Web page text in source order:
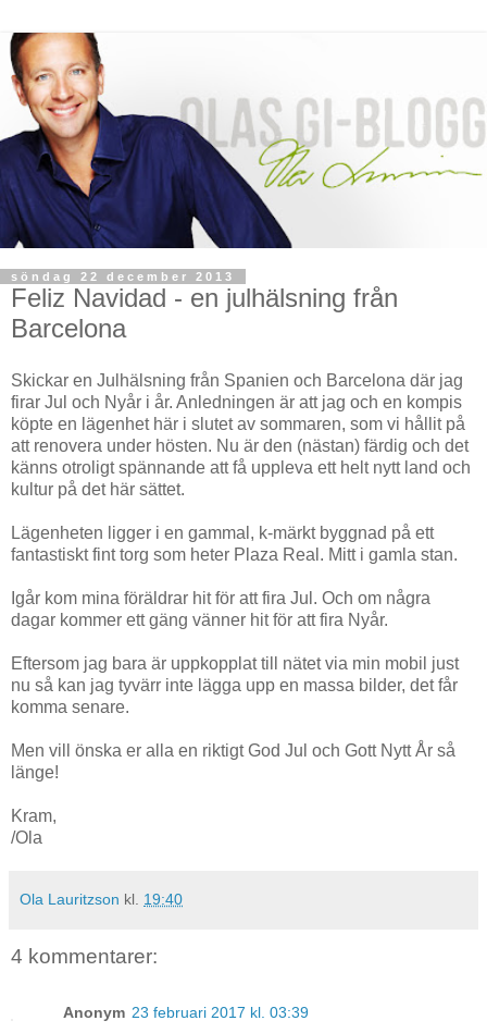
söndag 22 december 2013
Feliz Navidad - en julhälsning från
Barcelona
Skickar en Julhälsning från Spanien och Barcelona där jag
firar Jul och Nyår i år. Anledningen är att jag och en kompis
köpte en lägenhet här i slutet av sommaren, som vi hållit på
att renovera under hösten. Nu är den (nästan) färdig och det
känns otroligt spännande att få uppleva ett helt nytt land och
kultur på det här sättet.
Lägenheten ligger i en gammal, k-märkt byggnad på ett
fantastiskt fint torg som heter Plaza Real. Mitt i gamla stan.
Igår kom mina föräldrar hit för att fira Jul. Och om några
dagar kommer ett gäng vänner hit för att fira Nyår.
Eftersom jag bara är uppkopplat till nätet via min mobil just
nu så kan jag tyvärr inte lägga upp en massa bilder, det får
komma senare.
Men vill önska er alla en riktigt God Jul och Gott Nytt År så
länge!
Kram,
/Ola
Ola Lauritzson kl. 19:40
4 kommentarer:
Anonym 23 februari 2017 kl. 03:39